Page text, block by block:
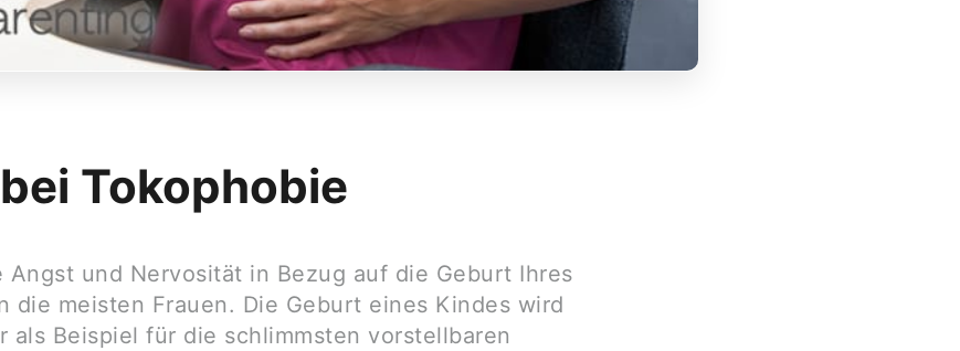
Tokophobie
Angst und Nervosität in Bezug auf die Geburt Ihres
die meisten Frauen. Die Geburt eines Kindes wird
als Beispiel für die schlimmsten vorstellbaren